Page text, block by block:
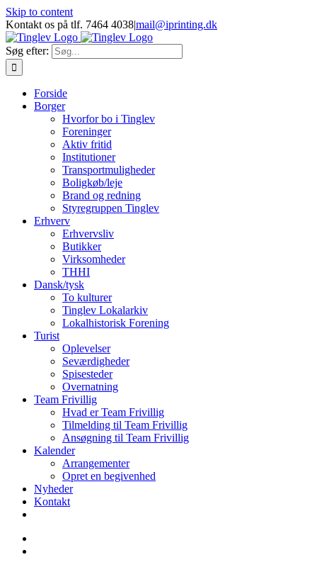
Skip to content
Kontakt os på tlf. 7464 4038|mail@iprinting.dk
Søg efter:
Forside
Borger
Hvorfor bo i Tinglev
Foreninger
Aktiv fritid
Institutioner
Transportmuligheder
Boligkøb/leje
Brand og redning
Styregruppen Tinglev
Erhverv
Erhvervsliv
Butikker
Virksomheder
THHI
Dansk/tysk
To kulturer
Tinglev Lokalarkiv
Lokalhistorisk Forening
Turist
Oplevelser
Seværdigheder
Spisesteder
Overnatning
Team Frivillig
Hvad er Team Frivillig
Tilmelding til Team Frivillig
Ansøgning til Team Frivillig
Kalender
Arrangementer
Opret en begivenhed
Nyheder
Kontakt